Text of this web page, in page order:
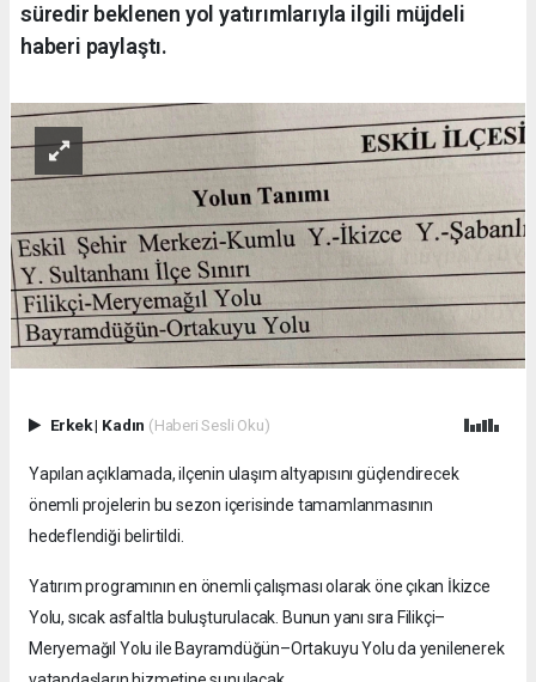
süredir beklenen yol yatırımlarıyla ilgili müjdeli
haberi paylaştı.
Erkek| Kadın (Haberi Sesli Oku)
Yapılan açıklamada, ilçenin ulaşım altyapısını güçlendirecek
önemli projelerin bu sezon içerisinde tamamlanmasının
hedeflendiği belirtildi.
Yatırım programının en önemli çalışması olarak öne çıkan İkizce
Yolu, sıcak asfaltla buluşturulacak. Bunun yanı sıra Filikçi–
Meryemağıl Yolu ile Bayramdüğün–Ortakuyu Yolu da yenilenerek